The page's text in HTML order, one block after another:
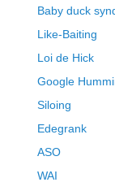
Baby duck
Like-Baiting
Loi de Hick
Google
Siloing
Edegrank
ASO
WAI